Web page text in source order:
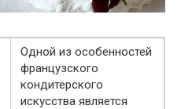
Одной из особенностей
французского
кондитерского
искусства является